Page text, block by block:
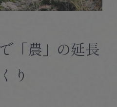
「農」の延長
り